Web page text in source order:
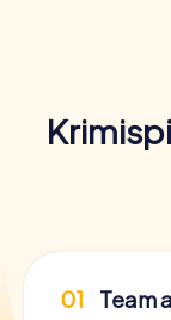
01 Team